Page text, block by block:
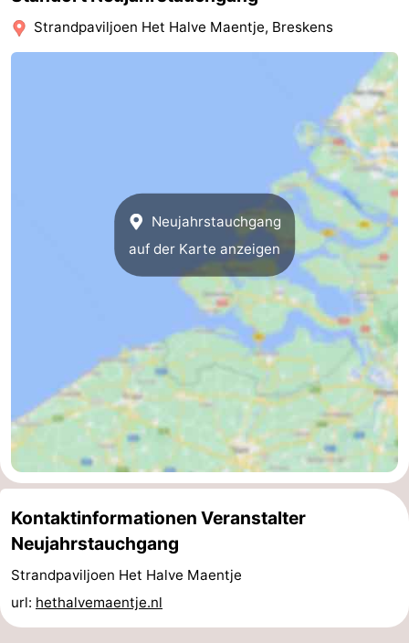
Route
Domburg
Zoutelande
-
Vlissingen
-
Middelburg
Zeeuws-
Breskens
-
Strandpaviljoen Het Halve Maentje, Breskens
Neujahrstauchgang
auf der Karte anzeigen
Kontaktinformationen Veranstalter
Neujahrstauchgang
Strandpaviljoen Het Halve Maentje
url: hethalvemaentje.nl